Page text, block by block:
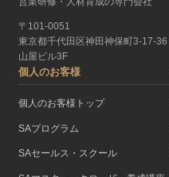
〒101-0051
東京都千代田区神田神保町3-17-36
山屋ビル3F
個人のお客様
個人のお客様トップ
SAプログラム
SAセールス・スクール